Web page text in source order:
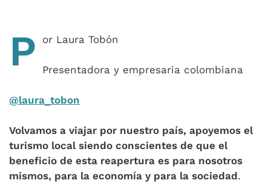
P or Laura Tobón
Presentadora y empresaria colombiana
@laura_tobon
Volvamos a viajar por nuestro país, apoyemos el
turismo local siendo conscientes de que el
beneficio de esta reapertura es para nosotros
mismos, para la economía y para la sociedad.